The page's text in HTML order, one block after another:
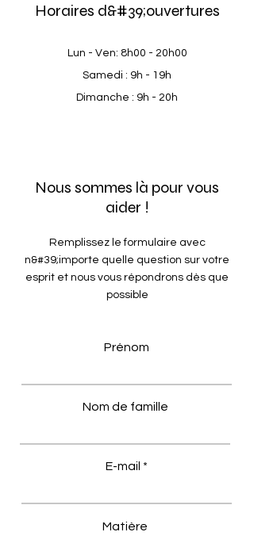
Horaires d&#39;ouvertures
Lun - Ven: 8h00 - 20h00
Samedi : 9h - 19h
Dimanche : 9h - 20h
Nous sommes là pour vous
aider !
Remplissez le formulaire avec
n&#39;importe quelle question sur votre
esprit et nous vous répondrons dès que
possible
Prénom
Nom de famille
E-mail
Matière